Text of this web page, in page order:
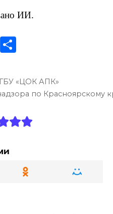
ИИ.
Vi
п
р
в
ь
«ЦОК АПК»
по Красноярскому